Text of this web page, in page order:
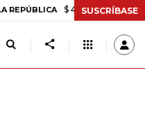
$ 408.498,97 +$
SUSCRÍBASE